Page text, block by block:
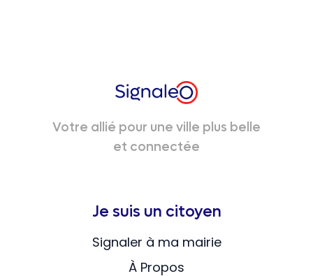
Votre allié pour une ville plus belle
et connectée
Je suis un citoyen
Signaler à ma mairie
À Propos